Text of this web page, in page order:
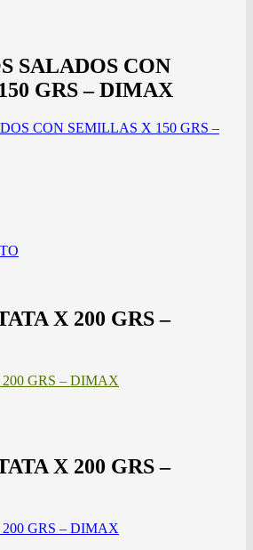
SALADOS CON
GRS – DIMAX
CON SEMILLAS X 150 GRS –
X 200 GRS –
GRS – DIMAX
X 200 GRS –
GRS – DIMAX